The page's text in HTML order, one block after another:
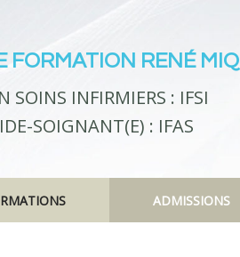
FORMATION RENÉ
SOINS INFIRMIERS : IFSI
SOIGNANT(E) : IFAS
AIDE-SOIGNANT(E)
PRATIQUES
ADMISSIONS
ADMISSION
RÉSULTATS